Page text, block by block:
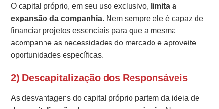
O capital próprio, em seu uso exclusivo, limita a
expansão da companhia. Nem sempre ele é capaz de
financiar projetos essenciais para que a mesma
acompanhe as necessidades do mercado e aproveite
oportunidades específicas.
2) Descapitalização dos Responsáveis
As desvantagens do capital próprio partem da ideia de